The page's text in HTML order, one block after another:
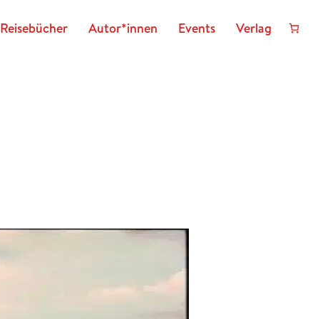
Reisebücher Autor*innen Events Verlag